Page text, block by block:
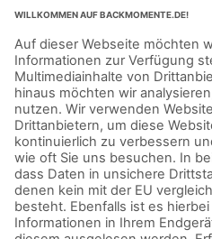
IMPRESSUM
© Aurora Mühlen GmbH -